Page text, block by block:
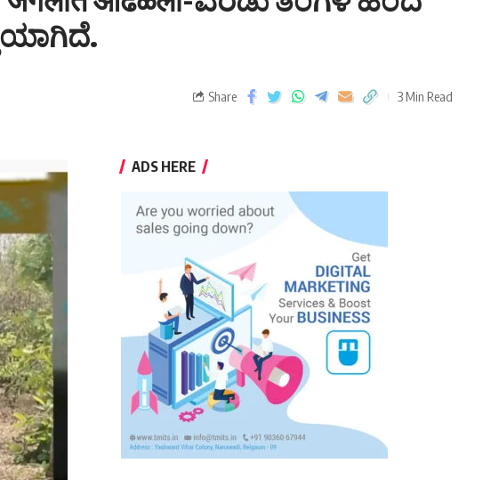
Share 3 Min Read
ADS HERE